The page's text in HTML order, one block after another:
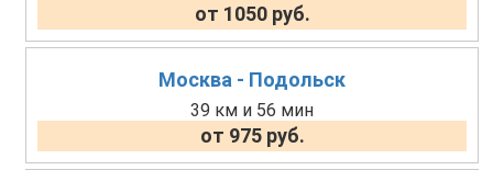
от 1050 руб.
Москва - Подольск
39 км и 56 мин
от 975 руб.